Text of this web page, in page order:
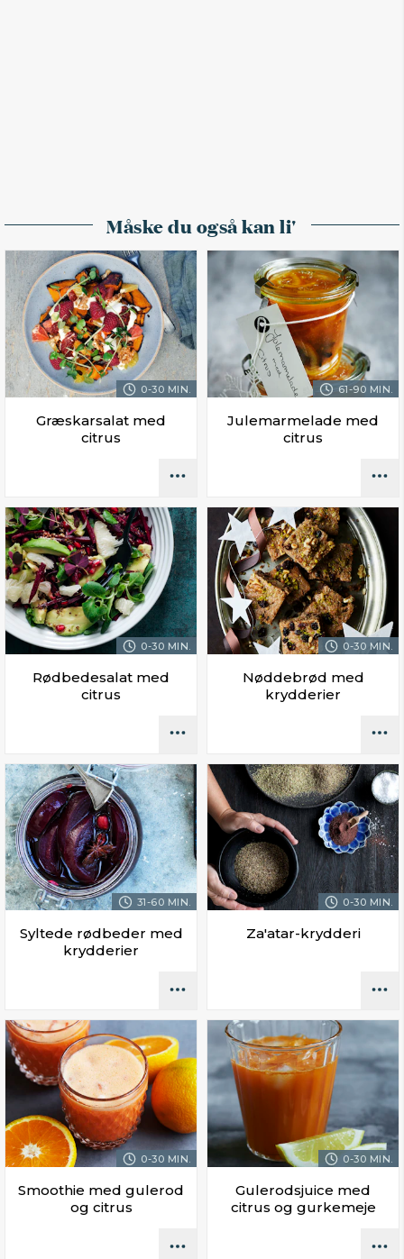
Måske du også kan li'
0-30 MIN.
Græskarsalat med
citrus
61-90 MIN.
Julemarmelade med
citrus
0-30 MIN.
Rødbedesalat med
citrus
0-30 MIN.
Nøddebrød med
krydderier
31-60 MIN.
Syltede rødbeder med
krydderier
0-30 MIN.
Za'atar-krydderi
0-30 MIN.
Smoothie med gulerod
og citrus
0-30 MIN.
Gulerodsjuice med
citrus og gurkemeje